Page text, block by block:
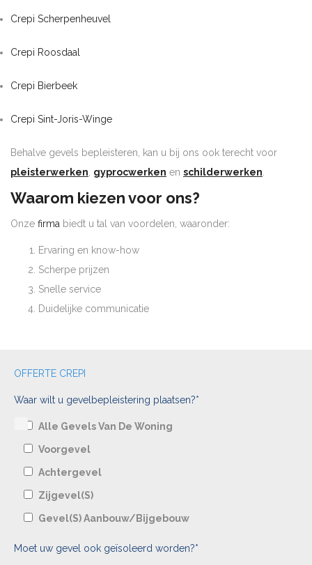
Crepi Scherpenheuvel
Crepi Roosdaal
Crepi Bierbeek
Crepi Sint-Joris-Winge
Behalve gevels bepleisteren, kan u bij ons ook terecht voor
pleisterwerken, gyprocwerken en schilderwerken.
Waarom kiezen voor ons?
Onze firma biedt u tal van voordelen, waaronder:
Ervaring en know-how
Scherpe prijzen
Snelle service
Duidelijke communicatie
OFFERTE CREPI
Waar wilt u gevelbepleistering plaatsen?*
Alle Gevels Van De Woning
Voorgevel
Achtergevel
Zijgevel(s)
Gevel(s) Aanbouw/bijgebouw
Moet uw gevel ook geïsoleerd worden?*